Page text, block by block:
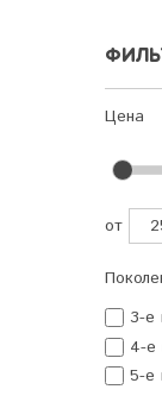
Цена
от
3-е
4-е
5-е